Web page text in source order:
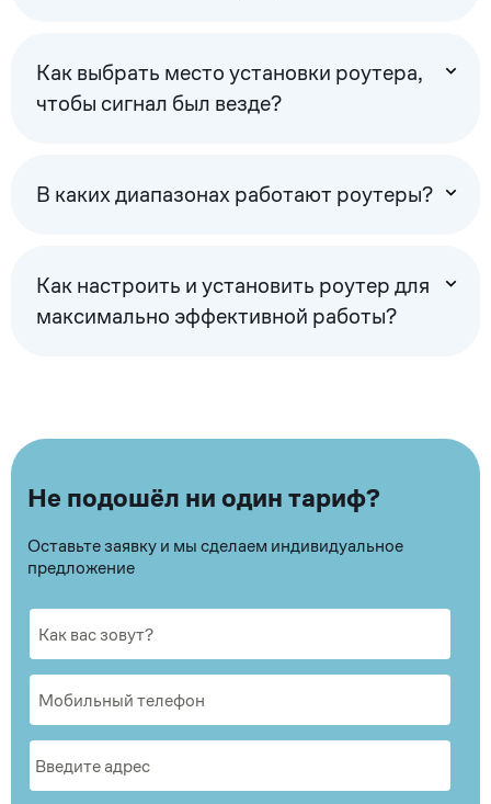
Как выбрать место установки роутера,
чтобы сигнал был везде?
В каких диапазонах работают роутеры?
Как настроить и установить роутер для
максимально эффективной работы?
Не подошёл ни один тариф?
Оставьте заявку и мы сделаем индивидуальное
предложение